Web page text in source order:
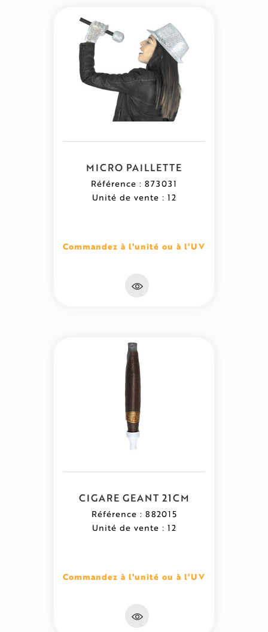
MICRO PAILLETTE
Référence : 873031
Unité de vente : 12
Commandez à l'unité ou à l'UV
CIGARE GEANT 21CM
Référence : 882015
Unité de vente : 12
Commandez à l'unité ou à l'UV